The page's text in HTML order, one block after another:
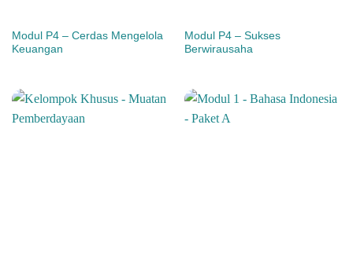
Modul P4 – Cerdas Mengelola
Keuangan
Modul P4 – Sukses
Berwirausaha